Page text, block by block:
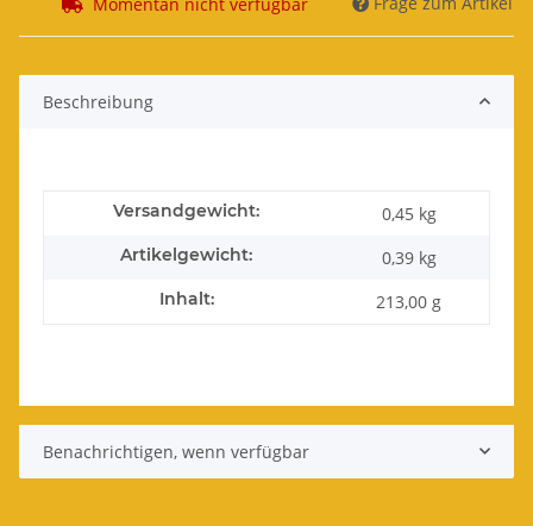
Beschreibung
Versandgewicht: 0,45 kg
Artikelgewicht: 0,39 kg
Inhalt: 213,00 g
Benachrichtigen, wenn verfügbar